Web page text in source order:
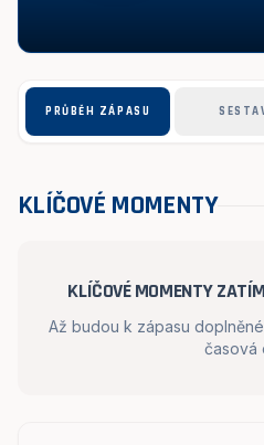
PRŮBĚH ZÁPASU
KLÍČOVÉ MOMENTY
KLÍČOVÉ MOMENTY
Až budou k zápasu
časová